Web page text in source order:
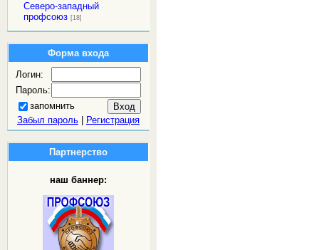
Северо-западный
профсоюз [18]
Форма входа
Логин:
Пароль:
запомнить
Забыл пароль| Регистрация
Партнерство
наш баннер: